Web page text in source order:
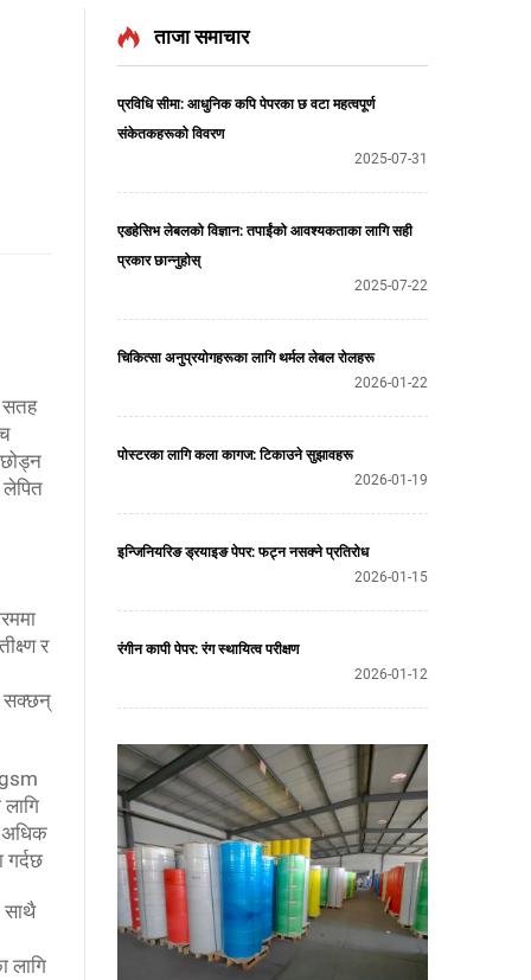
सतह
र
सक्छन्
अधिक
साथै
लागि
ताजा समाचार
प्रविधि सीमा: आधुनिक कपि पेपरका छ वटा महत्वपूर्ण
संकेतकहरूको विवरण
2025-07-31
एडहेसिभ लेबलको विज्ञान: तपाईंको आवश्यकताका लागि सही
प्रकार छान्नुहोस्
2025-07-22
चिकित्सा अनुप्रयोगहरूका लागि थर्मल लेबल रोलहरू
2026-01-22
पोस्टरका लागि कला कागज: टिकाउने सुझावहरू
2026-01-19
इन्जिनियरिङ ड्रयाइङ पेपर: फट्न नसक्ने प्रतिरोध
2026-01-15
रंगीन कापी पेपर: रंग स्थायित्व परीक्षण
2026-01-12